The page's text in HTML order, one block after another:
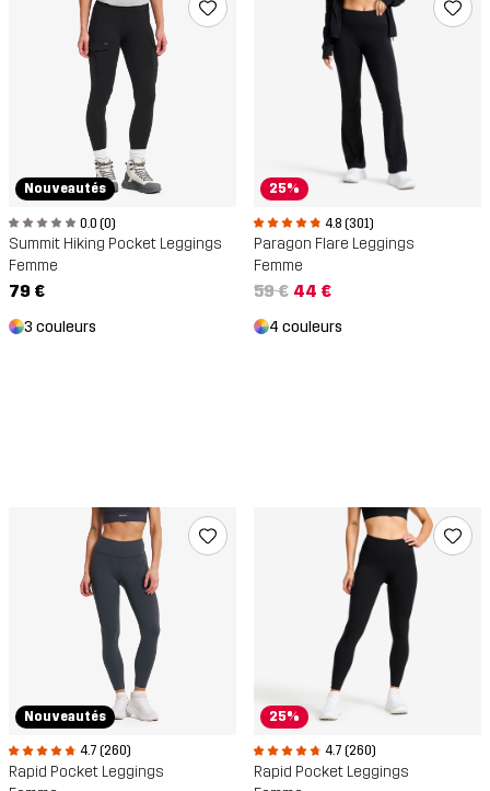
Nouveautés
0.0 (0)
Summit Hiking Pocket Leggings
Femme
79 €
3 couleurs
25%
4.8 (301)
Paragon Flare Leggings
Femme
59 € 44 €
4 couleurs
Nouveautés
4.7 (260)
Rapid Pocket Leggings
25%
4.7 (260)
Rapid Pocket Leggings